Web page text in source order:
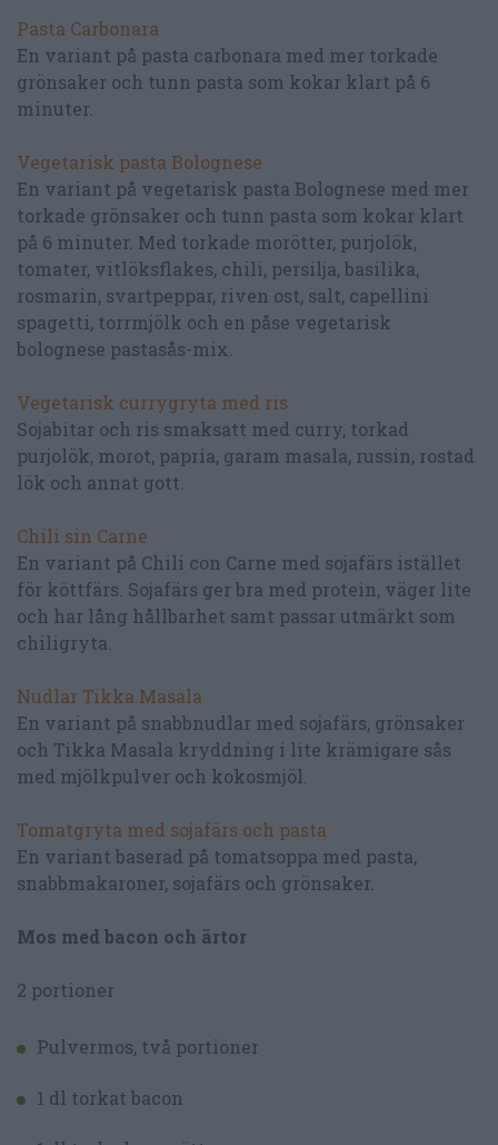
Pasta Carbonara
En variant på pasta carbonara med mer torkade
grönsaker och tunn pasta som kokar klart på 6
minuter.
Vegetarisk pasta Bolognese
En variant på vegetarisk pasta Bolognese med mer
torkade grönsaker och tunn pasta som kokar klart
på 6 minuter. Med torkade morötter, purjolök,
tomater, vitlöksflakes, chili, persilja, basilika,
rosmarin, svartpeppar, riven ost, salt, capellini
spagetti, torrmjölk och en påse vegetarisk
bolognese pastasås-mix.
Vegetarisk currygryta med ris
Sojabitar och ris smaksatt med curry, torkad
purjolök, morot, papria, garam masala, russin, rostad
lök och annat gott.
Chili sin Carne
En variant på Chili con Carne med sojafärs istället
för köttfärs. Sojafärs ger bra med protein, väger lite
och har lång hållbarhet samt passar utmärkt som
chiligryta.
Nudlar Tikka Masala
En variant på snabbnudlar med sojafärs, grönsaker
och Tikka Masala kryddning i lite krämigare sås
med mjölkpulver och kokosmjöl.
Tomatgryta med sojafärs och pasta
En variant baserad på tomatsoppa med pasta,
snabbmakaroner, sojafärs och grönsaker.
Mos med bacon och ärtor
2 portioner
Pulvermos, två portioner
1 dl torkat bacon